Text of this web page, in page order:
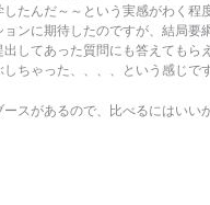
たんだ～～という実感がわく程
ンに期待したのですが、結局要
してあった質問にも答えてもら
ちゃった、、、、という感じです
スがあるので、比べるにはいい